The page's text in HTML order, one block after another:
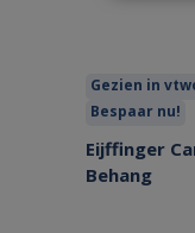
Gezien in
Bespaar nu!
Eijffinger
Behang